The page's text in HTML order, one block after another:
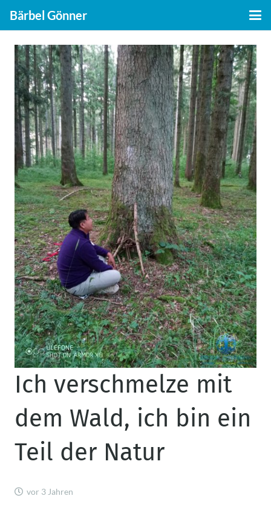
Bärbel Gönner
Ich verschmelze mit
dem Wald, ich bin ein
Teil der Natur
vor 3 Jahren